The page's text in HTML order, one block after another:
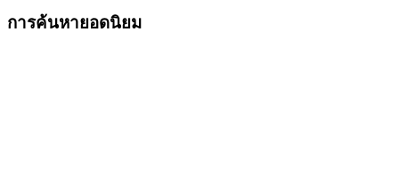
การค้นหายอดนิยม